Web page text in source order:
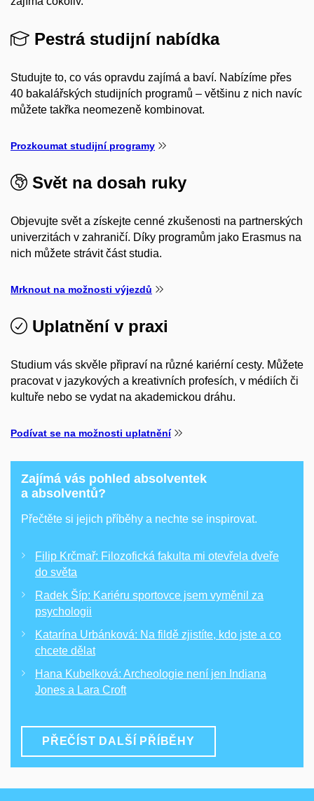
Pestrá studijní nabídka
Studujte to, co vás opravdu zajímá a baví. Nabízíme přes
40 bakalářských studijních programů – většinu z nich navíc
můžete takřka neomezeně kombinovat.
Prozkoumat studijní programy
Svět na dosah ruky
Objevujte svět a získejte cenné zkušenosti na partnerských
univerzitách v zahraničí. Díky programům jako Erasmus na
nich můžete strávit část studia.
Mrknout na možnosti výjezdů
Uplatnění v praxi
Studium vás skvěle připraví na různé kariérní cesty. Můžete
pracovat v jazykových a kreativních profesích, v médiích či
kultuře nebo se vydat na akademickou dráhu.
Podívat se na možnosti uplatnění
Zajímá vás pohled absolventek
a absolventů?
Přečtěte si jejich příběhy a nechte se inspirovat.
Filip Krčmař: Filozofická fakulta mi otevřela dveře
do světa
Radek Šíp: Kariéru sportovce jsem vyměnil za
psychologii
Katarína Urbánková: Na fildě zjistíte, kdo jste a co
chcete dělat
Hana Kubelková: Archeologie není jen Indiana
Jones a Lara Croft
PŘEČÍST DALŠÍ PŘÍBĚHY